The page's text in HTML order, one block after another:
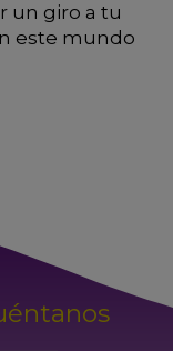
un giro a tu
este mundo